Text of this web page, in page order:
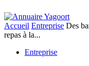
Accueil Entreprise Des
repas à la...
Entreprise